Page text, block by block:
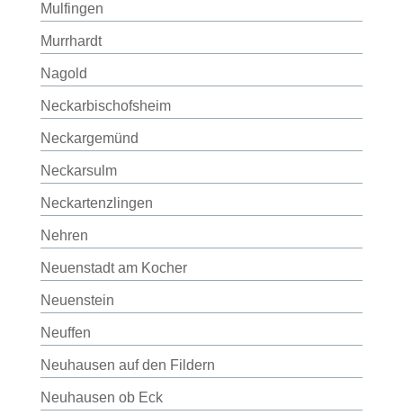
Mulfingen
Murrhardt
Nagold
Neckarbischofsheim
Neckargemünd
Neckarsulm
Neckartenzlingen
Nehren
Neuenstadt am Kocher
Neuenstein
Neuffen
Neuhausen auf den Fildern
Neuhausen ob Eck